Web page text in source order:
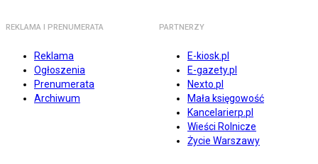
REKLAMA I PRENUMERATA
Reklama
Ogłoszenia
Prenumerata
Archiwum
PARTNERZY
E-kiosk.pl
E-gazety.pl
Nexto.pl
Mała księgowość
Kancelarierp.pl
Wieści Rolnicze
Życie Warszawy